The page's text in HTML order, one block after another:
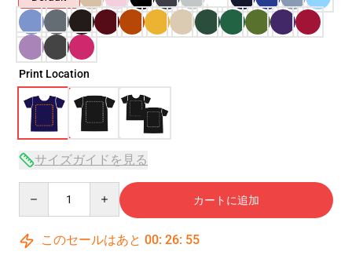
Print Location
サイズガイドを見る
カートに追加
このセールはあと 00: 26: 54